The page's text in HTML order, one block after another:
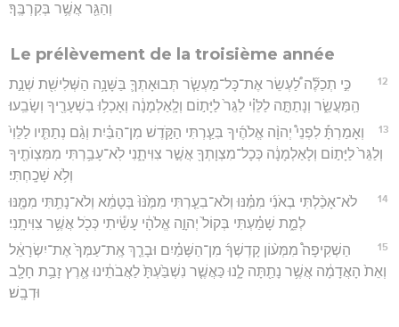
וְהַגֵּ֖ר אֲשֶׁ֥ר בְּקִרְבֶּֽךָ׃
Le prélèvement de la troisième année
12
כִּ֣י תְכַלֶּ֞ה לַ֠עְשֵׂר אֶת־כָּל־מַעְשַׂ֧ר תְּבוּאָתְךָ֛ בַּשָּׁנָ֥ה הַשְּׁלִישִׁ֖ת שְׁנַ֣ת
הַֽמַּעֲשֵׂ֑ר וְנָתַתָּ֣ה לַלֵּוִ֗י לַגֵּר֙ לַיָּת֣וֹם וְלָֽאַלְמָנָ֔ה וְאָכְל֥וּ בִשְׁעָרֶ֖יךָ וְשָׂבֵֽעוּ׃
13
וְאָמַרְתָּ֡ לִפְנֵי֩ יְהוָ֨ה אֱלֹהֶ֜יךָ בִּעַ֧רְתִּי הַקֹּ֣דֶשׁ מִן־הַבַּ֗יִת וְגַ֨ם נְתַתִּ֤יו לַלֵּוִי֙
וְלַגֵּר֙ לַיָּת֣וֹם וְלָאַלְמָנָ֔ה כְּכָל־מִצְוָתְךָ֖ אֲשֶׁ֣ר צִוִּיתָ֑נִי לֹֽא־עָבַ֥רְתִּי מִמִּצְוֺתֶ֖יךָ
וְלֹ֥א שָׁכָֽחְתִּי׃
14
לֹא־אָכַ֨לְתִּי בְאֹנִ֜י מִמֶּ֗נּוּ וְלֹא־בִעַ֤רְתִּי מִמֶּ֙נּוּ֙ בְּטָמֵ֔א וְלֹא־נָתַ֥תִּי מִמֶּ֖נּוּ
לְמֵ֑ת שָׁמַ֗עְתִּי בְּקוֹל֙ יְהוָ֣ה אֱלֹהָ֔י עָשִׂ֕יתִי כְּכֹ֖ל אֲשֶׁ֥ר צִוִּיתָֽנִי׃
15
הַשְׁקִיפָה֩ מִמְּע֨וֹן קָדְשְׁךָ֜ מִן־הַשָּׁמַ֗יִם וּבָרֵ֤ךְ אֶֽת־עַמְּךָ֙ אֶת־יִשְׂרָאֵ֔ל
וְאֵת֙ הָאֲדָמָ֔ה אֲשֶׁ֥ר נָתַ֖תָּה לָ֑נוּ כַּאֲשֶׁ֤ר נִשְׁבַּ֙עְתָּ֙ לַאֲבֹתֵ֔ינוּ אֶ֛רֶץ זָבַ֥ת חָלָ֖ב
וּדְבָֽשׁ׃